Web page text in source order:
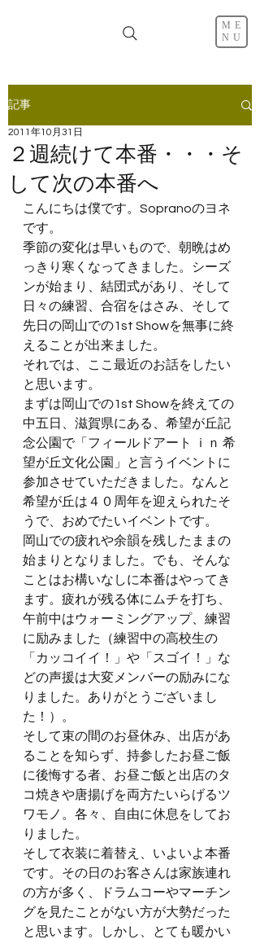
ME
NU
記事
２週続けて本番・・・そ
して次の本番へ
2011年10月31日
こんにちは僕です。Sopranoのヨネ
です。
季節の変化は早いもので、朝晩はめ
っきり寒くなってきました。シーズ
ンが始まり、結団式があり、そして
日々の練習、合宿をはさみ、そして
先日の岡山での1st Showを無事に終
えることが出来ました。
それでは、ここ最近のお話をしたい
と思います。
まずは岡山での1st Showを終えての
中五日、滋賀県にある、希望が丘記
念公園で「フィールドアート ｉｎ 希
望が丘文化公園」と言うイベントに
参加させていただきました。なんと
希望が丘は４０周年を迎えられたそ
うで、おめでたいイベントです。
岡山での疲れや余韻を残したままの
始まりとなりました。でも、そんな
ことはお構いなしに本番はやってき
ます。疲れが残る体にムチを打ち、
午前中はウォーミングアップ、練習
に励みました（練習中の高校生の
「カッコイイ！」や「スゴイ！」な
どの声援は大変メンバーの励みにな
りました。ありがとうございまし
た！）。
そして束の間のお昼休み、出店があ
ることを知らず、持参したお昼ご飯
に後悔する者、お昼ご飯と出店のタ
コ焼きや唐揚げを両方たいらげるツ
ワモノ。各々、自由に休息をしてお
りました。
そして衣装に着替え、いよいよ本番
です。その日のお客さんは家族連れ
の方が多く、ドラムコーやマーチン
グを見たことがない方が大勢だった
と思います。しかし、とても暖かい